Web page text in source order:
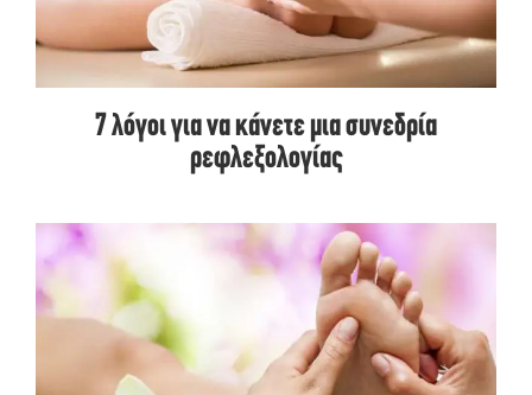
7 λόγοι για να κάνετε μια συνεδρία
ρεφλεξολογίας